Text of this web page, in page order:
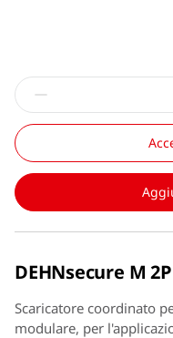
DEHNsecure M
Scaricatore coordinato
modulare, per